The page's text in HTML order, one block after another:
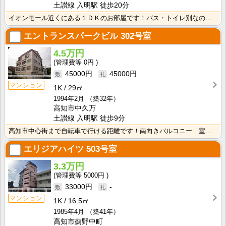
土讃線 入明駅 徒歩20分
イオンモール近くにある１ＤＫのお部屋です！バス・トイレ別なので、ゆったり湯船に浸かれますね！
エントランスパークビル302号室
マンション
4.5万円
0円
45000円
45000円
1K
29㎡
1994年2月
（築32年）
高知市中久万
土讃線 入明駅 徒歩9分
高知市中心街まで自転車で行ける距離です！南向きバルコニー 室内洗濯機置場で冬でもお洗濯快適♪
エリジアハイツ 503号室
マンション
3.3万円
5000円
33000円
-
1K
16.5㎡
1985年4月
（築41年）
高知市薊野中町